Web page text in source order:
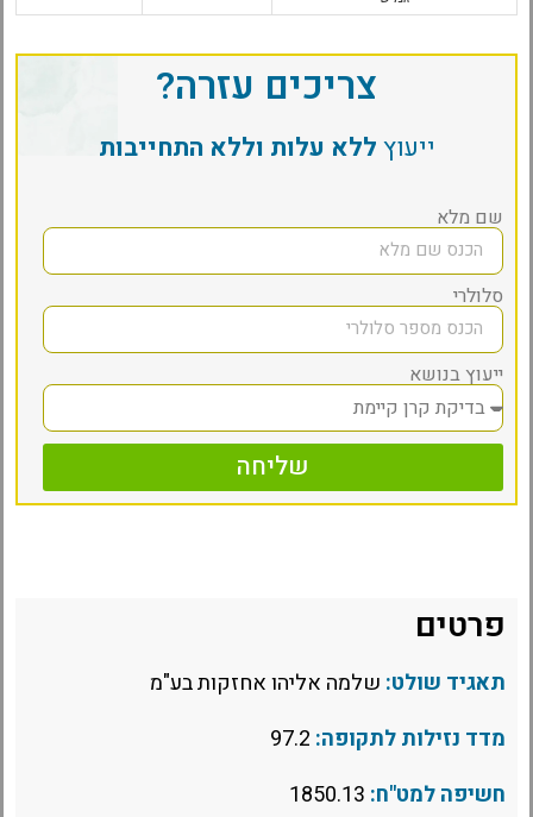
צריכים עזרה?
ייעוץללא עלות וללא התחייבות
שם מלא
סלולרי
ייעוץ בנושא
שליחה
פרטים
תאגיד שולט: שלמה אליהו אחזקות בע"מ
מדד נזילות לתקופה:
חשיפה למט"ח: